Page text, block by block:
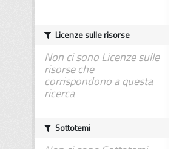
Licenze sulle risorse
Non ci sono Licenze sulle
risorse che
corrispondono a questa
ricerca
Sottotemi